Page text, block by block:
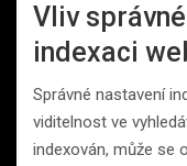
Vliv
indexaci
Správné nastavení
viditelnost ve
indexován, může se